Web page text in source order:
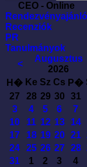
CEO - Online
Rendezvényajánló
Recenziók
PR
Tanulmányok
<
Augusztus
2026
H� Ke Sz Cs P�
27
28 29 30 31
3
4 5 6 7
10
11 12 13 14
17
18 19 20 21
24
25 26 27 28
31
1 2 3 4